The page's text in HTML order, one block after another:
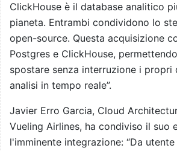
ClickHouse è il database analitico
pianeta. Entrambi condividono lo
open-source. Questa acquisizione
Postgres e ClickHouse,
spostare senza interruzione i
analisi in tempo reale”.
Javier Erro Garcia, Cloud
Vueling Airlines, ha condiviso il suo
l'imminente integrazione: “Da